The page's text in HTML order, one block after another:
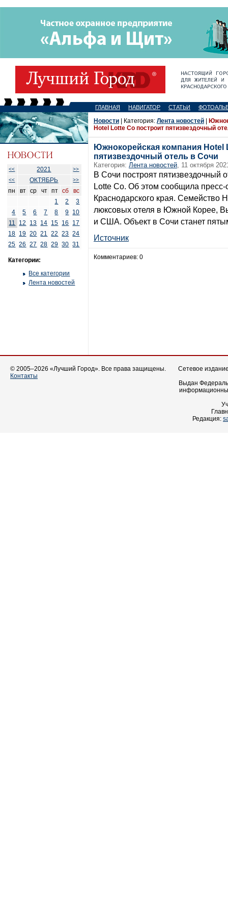
ГЛАВНАЯ НАВИГАТОР СТАТЬИ
<< 2021
>>
<<
ОКТЯБРЬ >>
пн вт ср чт пт сб
вс
1
2
3
4
5 6 7 8 9 10
11
12 13 14 15 16
17
18 19 20 21 22 23 24
25 26 27 28 29 30 31
Категории:
Все категории
Лента новостей
Новости | Категория: Лента новостей
Hotel Lotte Co построит пятизвездочный
Южнокорейская компания Hotel
пятизвездочный отель в Сочи
Категория: Лента новостей, 11 октября
В Сочи построят пятизвездочный
Lotte Co. Об этом сообщила
Краснодарского края. Семейство
люксовых отеля в Южной Корее,
и США. Объект в Сочи станет
Источник
Комментариев: 0
© 2005–2026 «Лучший Город». Все права защищены.
Контакты
Сетевое
Выдан
Редакция: